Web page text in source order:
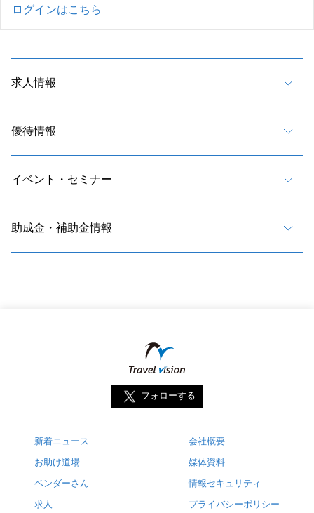
ログインはこちら
求人情報
優待情報
イベント・セミナー
助成金・補助金情報
フォローする
新着ニュース
お助け道場
ベンダーさん
求人
会社概要
媒体資料
情報セキュリティ
プライバシーポリシー